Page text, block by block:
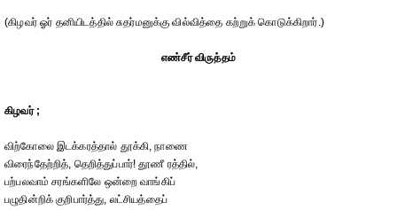
(கிழவர் ஓர் தனியிடத்தில் சுதர்மனுக்கு வில்வித்தை கற்றுக் கொடுக்கிறார்.)
எண்சீர் விருத்தம்
கிழவர் ;
விற்கோலை இடக்கரத்தால் தூக்கி, நாணை
விரைந்தேற்றித், தெறித்துப்பார்! தூணீ ரத்தில்,
பற்பலவாம் சரங்களிலே ஒன்றை வாங்கிப்
பழுதின்றிக் குறிபார்த்து, லட்சியத்தைப்